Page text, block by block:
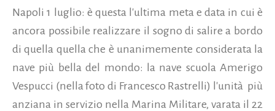
Napoli 1 luglio: è questa l'ultima meta e data in cui è
ancora possibile realizzare il sogno di salire a bordo
di quella quella che è unanimemente considerata la
nave più bella del mondo: la nave scuola Amerigo
Vespucci (nella foto di Francesco Rastrelli) l'unità più
anziana in servizio nella Marina Militare, varata il 22